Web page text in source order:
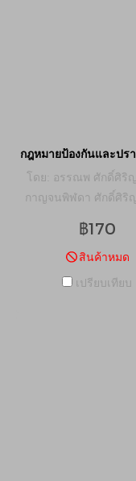
กฎหมายป้องกันและปร
โดย: อรรณพ ศักดิ์ศิริญ
กาญจนพิฬดา ศักดิ์ศิริญ
฿170
สินค้าหมด
เปรียบเทียบ